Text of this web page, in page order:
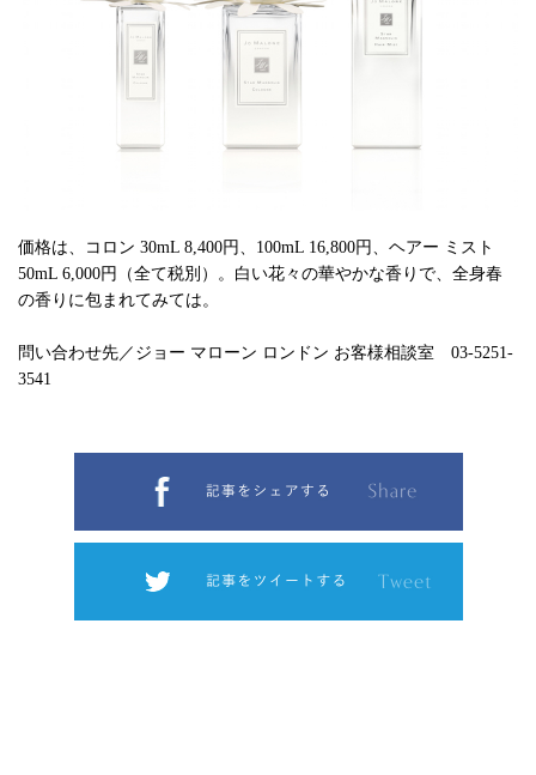
価格は、コロン 30mL 8,400円、100mL 16,800円、ヘアー ミスト
50mL 6,000円（全て税別）。白い花々の華やかな香りで、全身春
の香りに包まれてみては。
問い合わせ先／ジョー マローン ロンドン お客様相談室 03-5251-
3541